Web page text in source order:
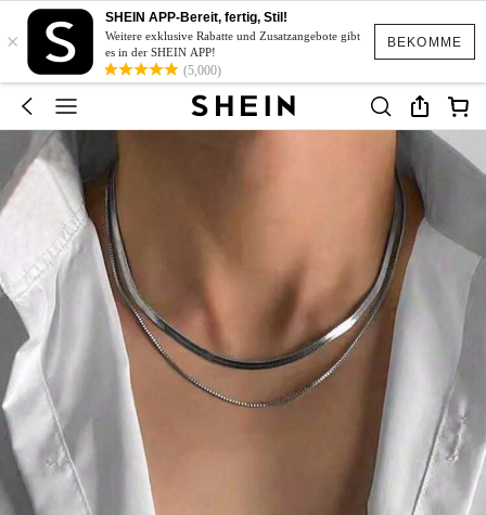
BEKOMME
×
SHEIN APP-Bereit, fertig, Stil!
Weitere exklusive Rabatte und Zusatzangebote gibt
es in der SHEIN APP!
(5,000)